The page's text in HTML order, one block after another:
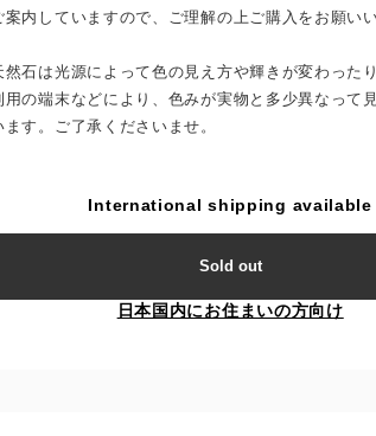
案内していますので、ご理解の上ご購入をお願い
石は光源によって色の見え方や輝きが変わった
用の端末などにより、色みが実物と多少異なって
ます。ご了承くださいませ。
International shipping available
Sold out
日本国内にお住まいの方向け